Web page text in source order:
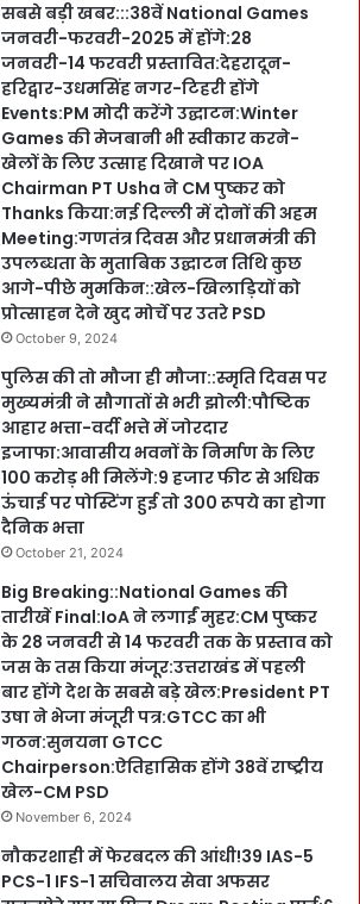
सबसे बड़ी खबर:::38वें National Games
जनवरी-फरवरी-2025 में होंगे:28
जनवरी-14 फरवरी प्रस्तावित:देहरादून-
हरिद्वार-उधमसिंह नगर-टिहरी होंगे
Events:PM मोदी करेंगे उद्घाटन:Winter
Games की मेजबानी भी स्वीकार करने-
खेलों के लिए उत्साह दिखाने पर IOA
Chairman PT Usha ने CM पुष्कर को
Thanks किया:नई दिल्ली में दोनों की अहम
Meeting:गणतंत्र दिवस और प्रधानमंत्री की
उपलब्धता के मुताबिक उद्घाटन तिथि कुछ
आगे-पीछे मुमकिन::खेल-खिलाड़ियों को
प्रोत्साहन देने खुद मोर्चे पर उतरे PSD
October 9, 2024
पुलिस की तो मौजा ही मौजा::स्मृति दिवस पर
मुख्यमंत्री ने सौगातों से भरी झोली:पौष्टिक
आहार भत्ता-वर्दी भत्ते में जोरदार
इजाफा:आवासीय भवनों के निर्माण के लिए
100 करोड़ भी मिलेंगे:9 हजार फीट से अधिक
ऊंचाई पर पोस्टिंग हुई तो 300 रूपये का होगा
दैनिक भत्ता
October 21, 2024
Big Breaking::National Games की
तारीखें Final:IoA ने लगाईं मुहर:CM पुष्कर
के 28 जनवरी से 14 फरवरी तक के प्रस्ताव को
जस के तस किया मंजूर:उत्तराखंड में पहली
बार होंगे देश के सबसे बड़े खेल:President PT
उषा ने भेजा मंजूरी पत्र:GTCC का भी
गठन:सुनयना GTCC
Chairperson:ऐतिहासिक होंगे 38वें राष्ट्रीय
खेल-CM PSD
November 6, 2024
नौकरशाही में फेरबदल की आंधी!39 IAS-5
PCS-1 IFS-1 सचिवालय सेवा अफसर